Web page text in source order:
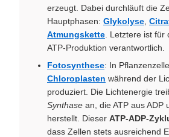
erzeugt. Dabei durchläuft die
Hauptphasen: Glykolyse
Atmungskette . Letztere ist
ATP-Produktion verantwortlich.
Fotosynthese: In
Chloroplasten während der
produziert. Die Lichtenergie
Synthase an, die ATP aus ADP
herstellt. Dieser ATP-ADP-
dass Zellen stets ausreichend